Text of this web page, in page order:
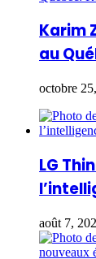
Karim
au
octobre
LG
août 7,